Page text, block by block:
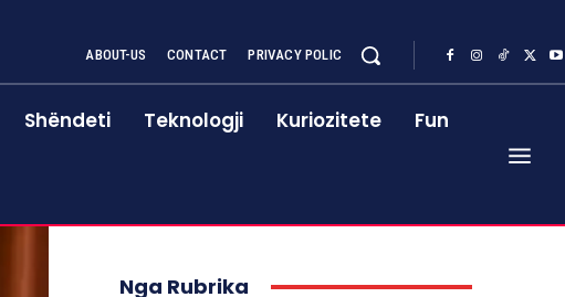
ABOUT-US CONTACT PRIVACY POLIC
Shëndeti Teknologji Kuriozitete Fun
Nga Rubrika